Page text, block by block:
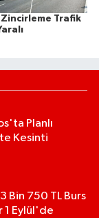
Zincirleme Trafik
Planlı
Kesinti
Bin 750 TL Burs
1 Eylül'de